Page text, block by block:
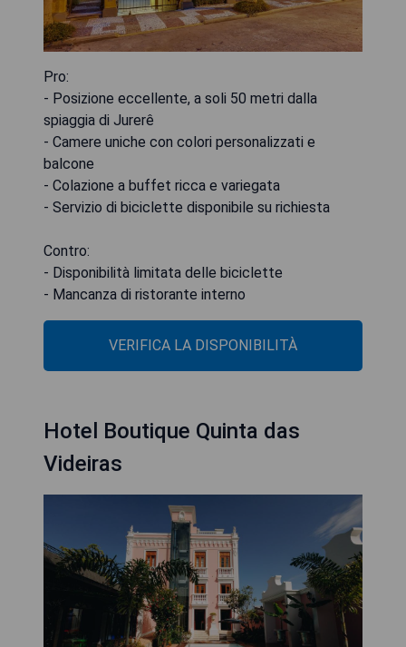
Pro:
- Posizione eccellente, a soli 50 metri dalla
spiaggia di Jurerê
- Camere uniche con colori personalizzati e
balcone
- Colazione a buffet ricca e variegata
- Servizio di biciclette disponibile su richiesta
Contro:
- Disponibilità limitata delle biciclette
- Mancanza di ristorante interno
VERIFICA LA DISPONIBILITÀ
Hotel Boutique Quinta das
Videiras